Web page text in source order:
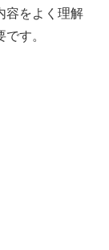
容をよく理解
す。